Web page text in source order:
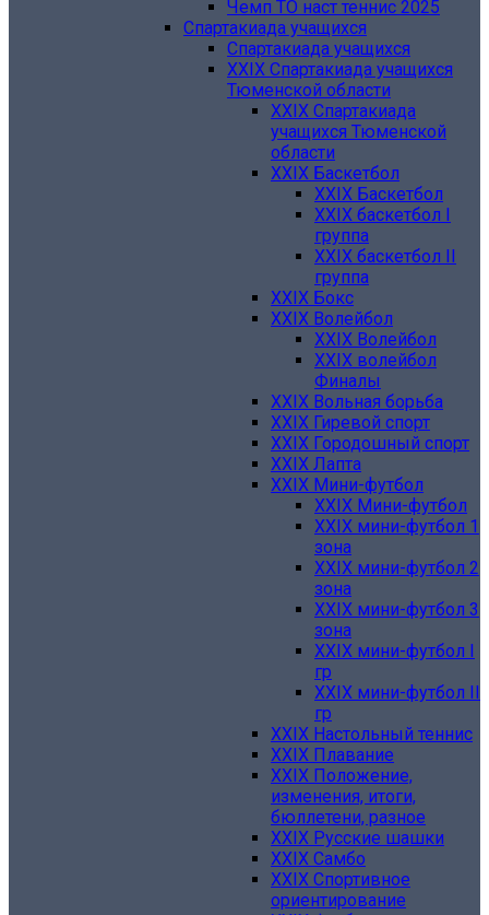
Чемп ТО наст теннис 2025
Спартакиада учащихся
Спартакиада учащихся
XXIX Спартакиада учащихся
Тюменской области
XXIX Спартакиада
учащихся Тюменской
области
XXIX Баскетбол
XXIX Баскетбол
XXIX баскетбол I
группа
XXIX баскетбол II
группа
XXIX Бокс
XXIX Волейбол
XXIX Волейбол
XXIX волейбол
Финалы
XXIX Вольная борьба
XXIX Гиревой спорт
XXIX Городошный спорт
XXIX Лапта
XXIX Мини-футбол
XXIX Мини-футбол
XXIX мини-футбол 1
зона
XXIX мини-футбол 2
зона
XXIX мини-футбол 3
зона
XXIX мини-футбол I
гр
XXIX мини-футбол II
гр
XXIX Настольный теннис
XXIX Плавание
XXIX Положение,
изменения, итоги,
бюллетени, разное
XXIX Русские шашки
XXIX Самбо
XXIX Спортивное
ориентирование